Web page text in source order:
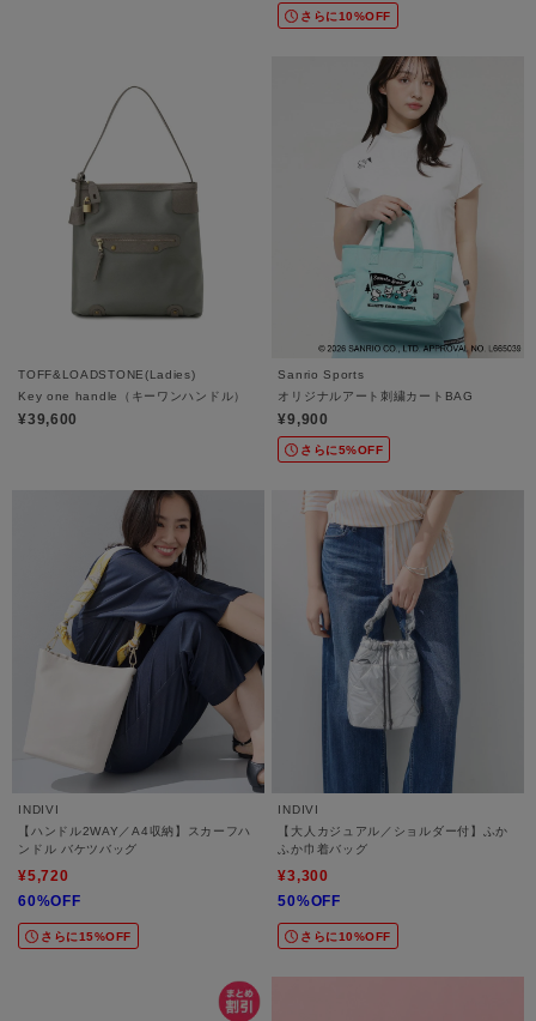
さらに10%OFF
TOFF&LOADSTONE(Ladies)
Key one handle（キーワンハンドル）
¥39,600
Sanrio Sports
オリジナルアート刺繍カートBAG
¥9,900
さらに5%OFF
INDIVI
【ハンドル2WAY／A4収納】スカーフハ
ンドル バケツバッグ
¥5,720
60%OFF
さらに15%OFF
INDIVI
【大人カジュアル／ショルダー付】ふか
ふか巾着バッグ
¥3,300
50%OFF
さらに10%OFF